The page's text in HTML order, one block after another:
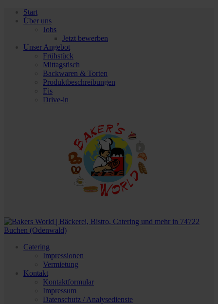
Start
Über uns
Jobs
Jetzt bewerben
Unser Angebot
Frühstück
Mittagstisch
Backwaren & Torten
Produktbeschreibungen
Eis
Drive-in
Catering
Impressionen
Vermietung
Kontakt
Kontaktformular
Impressum
Datenschutz / Analysedienste